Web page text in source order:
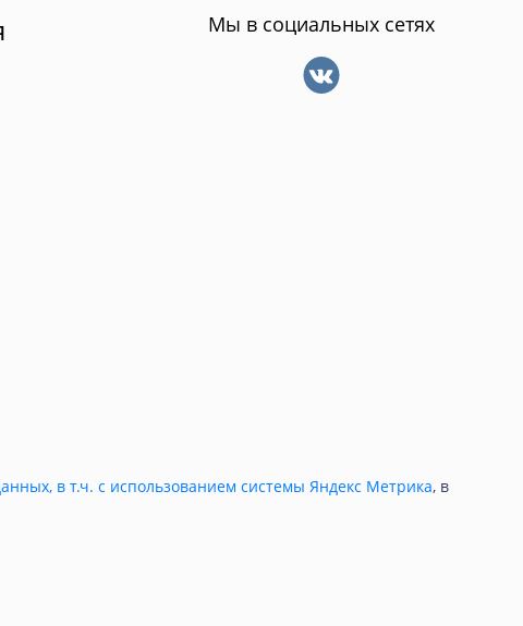
Мы в социальных сетях
в т.ч. с использованием системы Яндекс Метрика, в